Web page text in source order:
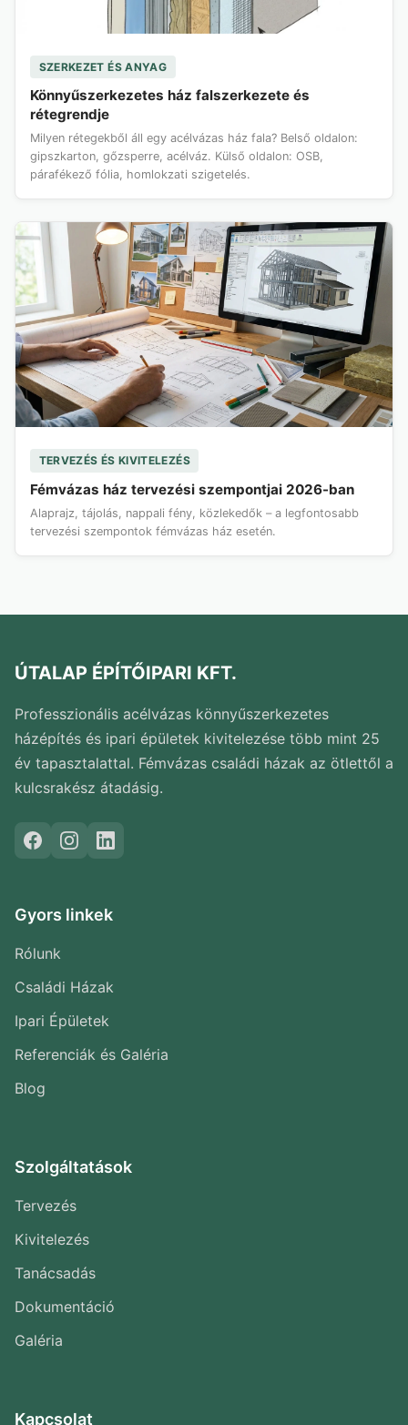
SZERKEZET ÉS ANYAG
Könnyűszerkezetes ház falszerkezete és
rétegrendje
Milyen rétegekből áll egy acélvázas ház fala? Belső oldalon:
gipszkarton, gőzsperre, acélváz. Külső oldalon: OSB,
párafékező fólia, homlokzati szigetelés.
TERVEZÉS ÉS KIVITELEZÉS
Fémvázas ház tervezési szempontjai 2026-ban
Alaprajz, tájolás, nappali fény, közlekedők – a legfontosabb
tervezési szempontok fémvázas ház esetén.
ÚTALAP ÉPÍTŐIPARI KFT.
Professzionális acélvázas könnyűszerkezetes
házépítés és ipari épületek kivitelezése több mint 25
év tapasztalattal. Fémvázas családi házak az ötlettől a
kulcsrakész átadásig.
Gyors linkek
Rólunk
Családi Házak
Ipari Épületek
Referenciák és Galéria
Blog
Szolgáltatások
Tervezés
Kivitelezés
Tanácsadás
Dokumentáció
Galéria
Kapcsolat